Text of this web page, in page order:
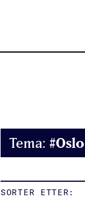
Tema:
SORTER ETTER: